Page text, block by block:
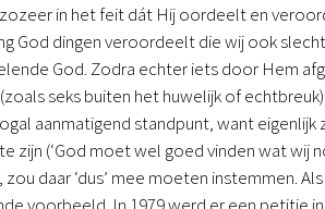
in het feit dát Hij oordeelt en
God dingen veroordeelt die wij ook
God. Zodra echter iets door Hem
seks buiten het huwelijk of
aanmatigend standpunt, want eigenlijk
(‘God moet wel goed vinden wat wij
daar ‘dus’ mee moeten instemmen.